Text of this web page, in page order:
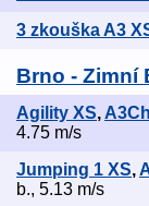
3 zkouška A3
Brno - Zimní
Agility XS,
4.75 m/s
Jumping 1 XS,
b., 5.13 m/s